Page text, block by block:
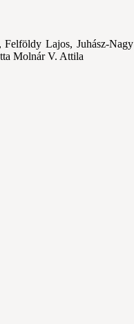
Felföldy Lajos, Juhász-Nagy
Molnár V. Attila